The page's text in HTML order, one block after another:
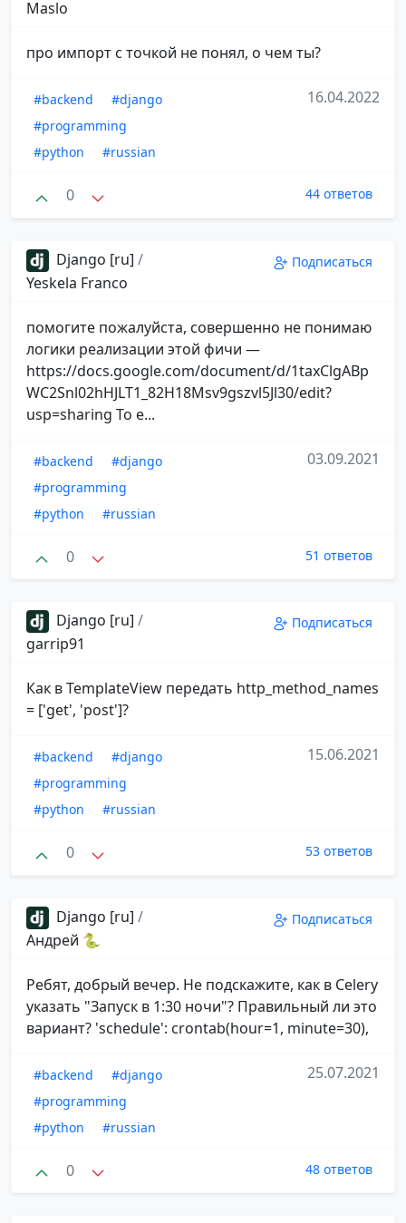
Maslo
про импорт с точкой не понял, о чем ты?
#backend
#django
#programming
#python
#russian
16.04.2022
0 44 ответов
Django [ru] /
Yeskela Franco
Подписаться
помогите пожалуйста, совершенно не понимаю
логики реализации этой фичи —
https://docs.google.com/document/d/1taxClgABp
WC2Snl02hHJLT1_82H18Msv9gszvl5Jl30/edit?
usp=sharing То е...
#backend
#django
#programming
#python
#russian
03.09.2021
0 51 ответов
Django [ru] /
garrip91
Подписаться
Как в TemplateView передать http_method_names
= ['get', 'post']?
#backend
#django
#programming
#python
#russian
15.06.2021
0 53 ответов
Django [ru] /
Андрей 🐍
Подписаться
Ребят, добрый вечер. Не подскажите, как в Celery
указать "Запуск в 1:30 ночи"? Правильный ли это
вариант? 'schedule': crontab(hour=1, minute=30),
#backend
#django
#programming
#python
#russian
25.07.2021
0 48 ответов